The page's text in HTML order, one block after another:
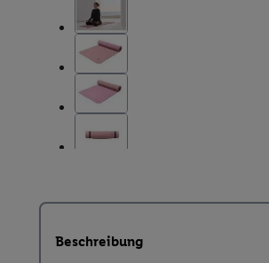
Beschreibung